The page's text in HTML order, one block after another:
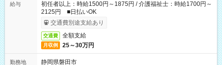
給与
初任者以上：時給1500円～1875円 / 介護福祉士：時給1700円～
2125円 ■日払いOK
交通費別途支給あり
交通費 全額支給
月収例 25～30万円
勤務地 静岡県磐田市